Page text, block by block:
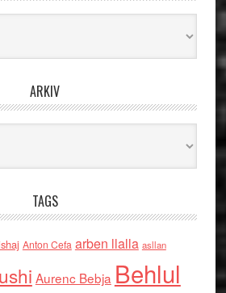
ARKIV
TAGS
Anton Cefa arben llalla asllan
Aurenc Bebja Behlul